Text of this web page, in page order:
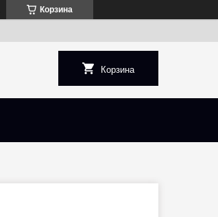
Корзина
Корзина